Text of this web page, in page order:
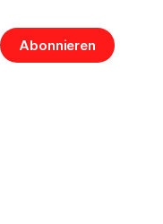
Abonnieren